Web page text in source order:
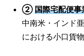
②国際宅配便事
中南米・インド
における小口貨